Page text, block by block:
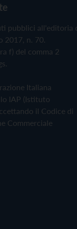
pubblici all'editoria
2017, n. 70.
f) del comma 2
Italiana
IAP (Istituto
il Codice di
Commerciale